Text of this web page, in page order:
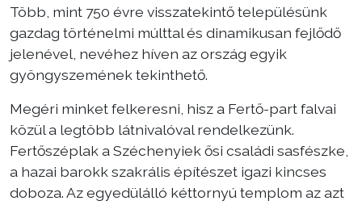
Több, mint 750 évre visszatekintő településünk
gazdag történelmi múlttal és dinamikusan fejlődő
jelenével, nevéhez híven az ország egyik
gyöngyszemének tekinthető.
Megéri minket felkeresni, hisz a Fertő-part falvai
közül a legtöbb látnivalóval rendelkezünk.
Fertőszéplak a Széchenyiek ősi családi sasfészke,
a hazai barokk szakrális építészet igazi kincses
doboza. Az egyedülálló kéttornyú templom az azt